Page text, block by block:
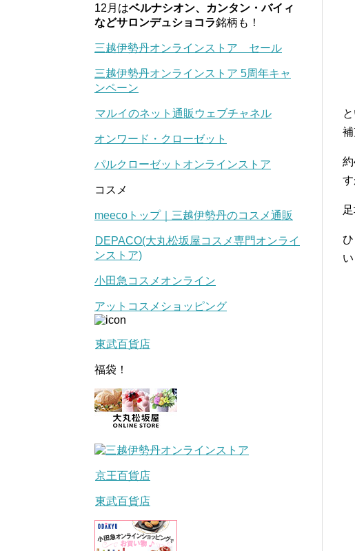
12月はベルナシオン、カンタン・バイィ
などサロンデュショコラ銘柄も！
三越伊勢丹オンラインストア セール
三越伊勢丹オンラインストア 5周年キャ
ンペーン
マルイのネット通販ウェブチャネル
オンワード・クローゼット
パルクローゼットオンラインストア
コスメ
meecoトップ｜三越伊勢丹のコスメ通販
DEPACO(大丸松坂屋コスメ専門オンライ
ンストア)
小田急コスメオンライン
アットコスメショッピング
東武百貨店
福袋！
京王百貨店
東武百貨店